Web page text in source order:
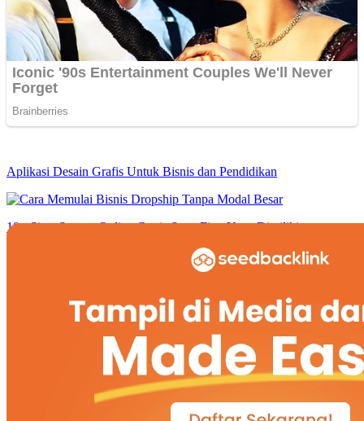
Aplikasi Desain Grafis Untuk Bisnis dan Pendidikan
10+ Situs Survey Online Gratis Serta Fitur Yang Dimiliki